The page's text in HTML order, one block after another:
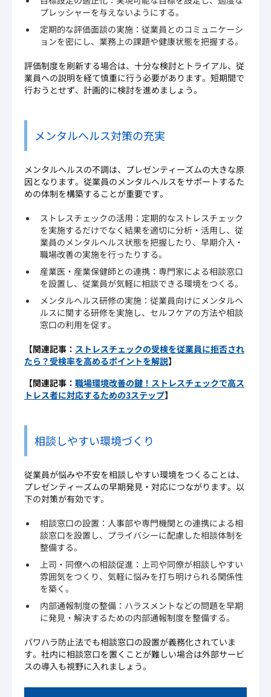
プレッシャーを与えないようにする。
定期的な評価面談の実施：従業員とのコミュニケーシ
ョンを密にし、業務上の課題や健康状態を把握する。
評価制度を刷新する場合は、十分な検討とトライアル、従
業員への説明を経て慎重に行う必要があります。短期間で
行おうとせず、計画的に検討を進めましょう。
メンタルヘルス対策の充実
メンタルヘルスの不調は、プレゼンティーズムの大きな原
因となります。従業員のメンタルヘルスをサポートするた
めの体制を構築することが重要です。
ストレスチェックの活用：定期的なストレスチェック
を実施するだけでなく結果を適切に分析・活用し、従
業員のメンタルヘルス状態を把握したり、早期介入・
職場改善の実施を行ったりする。
産業医・産業保健師との連携：専門家による相談窓口
を設置し、従業員が気軽に相談できる環境をつくる。
メンタルヘルス研修の実施：従業員向けにメンタルヘ
ルスに関する研修を実施し、セルフケアの方法や相談
窓口の利用を促す。
【関連記事： ストレスチェックの受検を従業員に拒否され
たら？受検率を高めるポイントを解説】
【関連記事： 職場環境改善の鍵！ストレスチェックで高ス
トレス者に対応するための3ステップ】
相談しやすい環境づくり
従業員が悩みや不安を相談しやすい環境をつくることは、
プレゼンティーズムの早期発見・対応につながります。以
下の対策が有効です。
相談窓口の設置：人事部や専門機関との連携による相
談窓口を設置し、プライバシーに配慮した相談体制を
整備する。
上司・同僚への相談促進：上司や同僚が相談しやすい
雰囲気をつくり、気軽に悩みを打ち明けられる関係性
を築く。
内部通報制度の整備：ハラスメントなどの問題を早期
に発見・解決するための内部通報制度を整備する。
パワハラ防止法でも相談窓口の設置が義務化されていま
す。社内に相談窓口を置くことが難しい場合は外部サービ
スの導入も視野に入れましょう。